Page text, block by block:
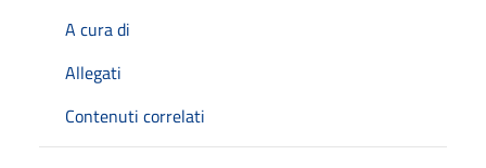
A cura di
Allegati
Contenuti correlati